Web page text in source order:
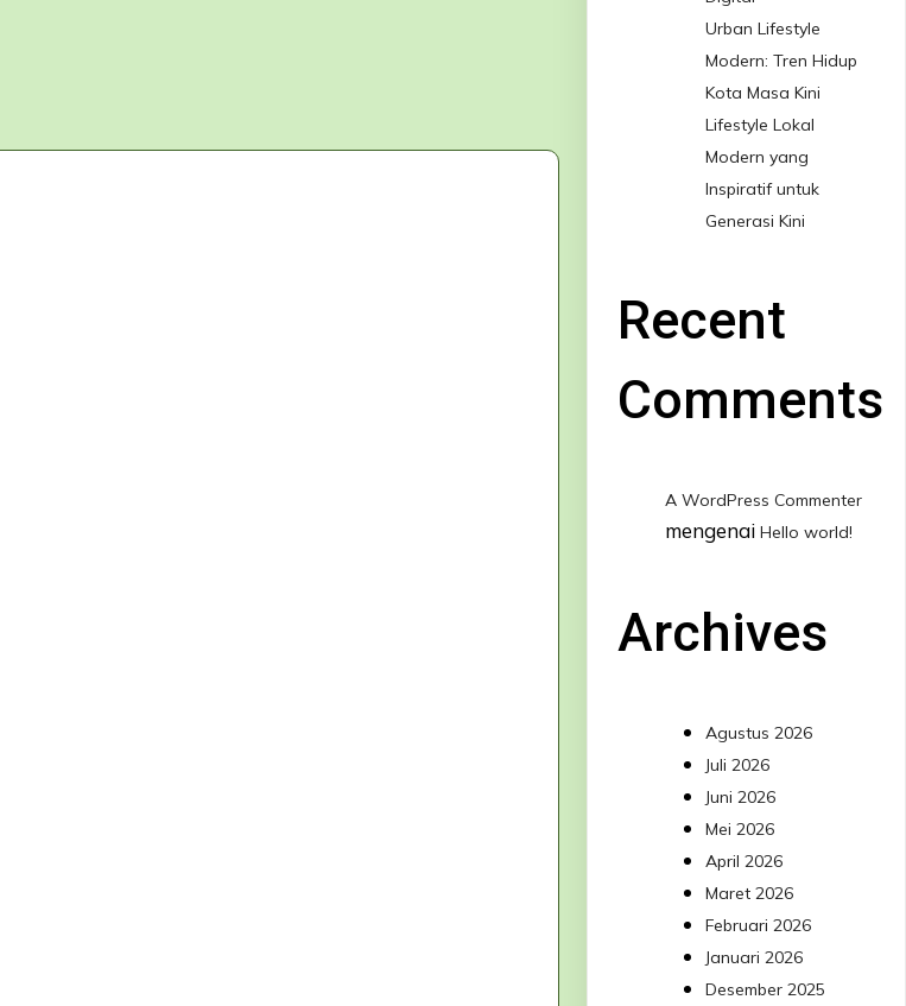
Urban Lifestyle
Modern: Tren Hidup
Kota Masa Kini
Lifestyle Lokal
Modern yang
Inspiratif untuk
Generasi Kini
Recent
Comments
A WordPress Commenter
mengenaiHello world!
Archives
Agustus 2026
Juli 2026
Juni 2026
Mei 2026
April 2026
Maret 2026
Februari 2026
Januari 2026
Desember 2025